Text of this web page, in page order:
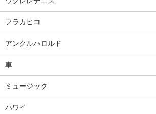
フラカヒコ
アンクルハロルド
車
ミュージック
ハワイ